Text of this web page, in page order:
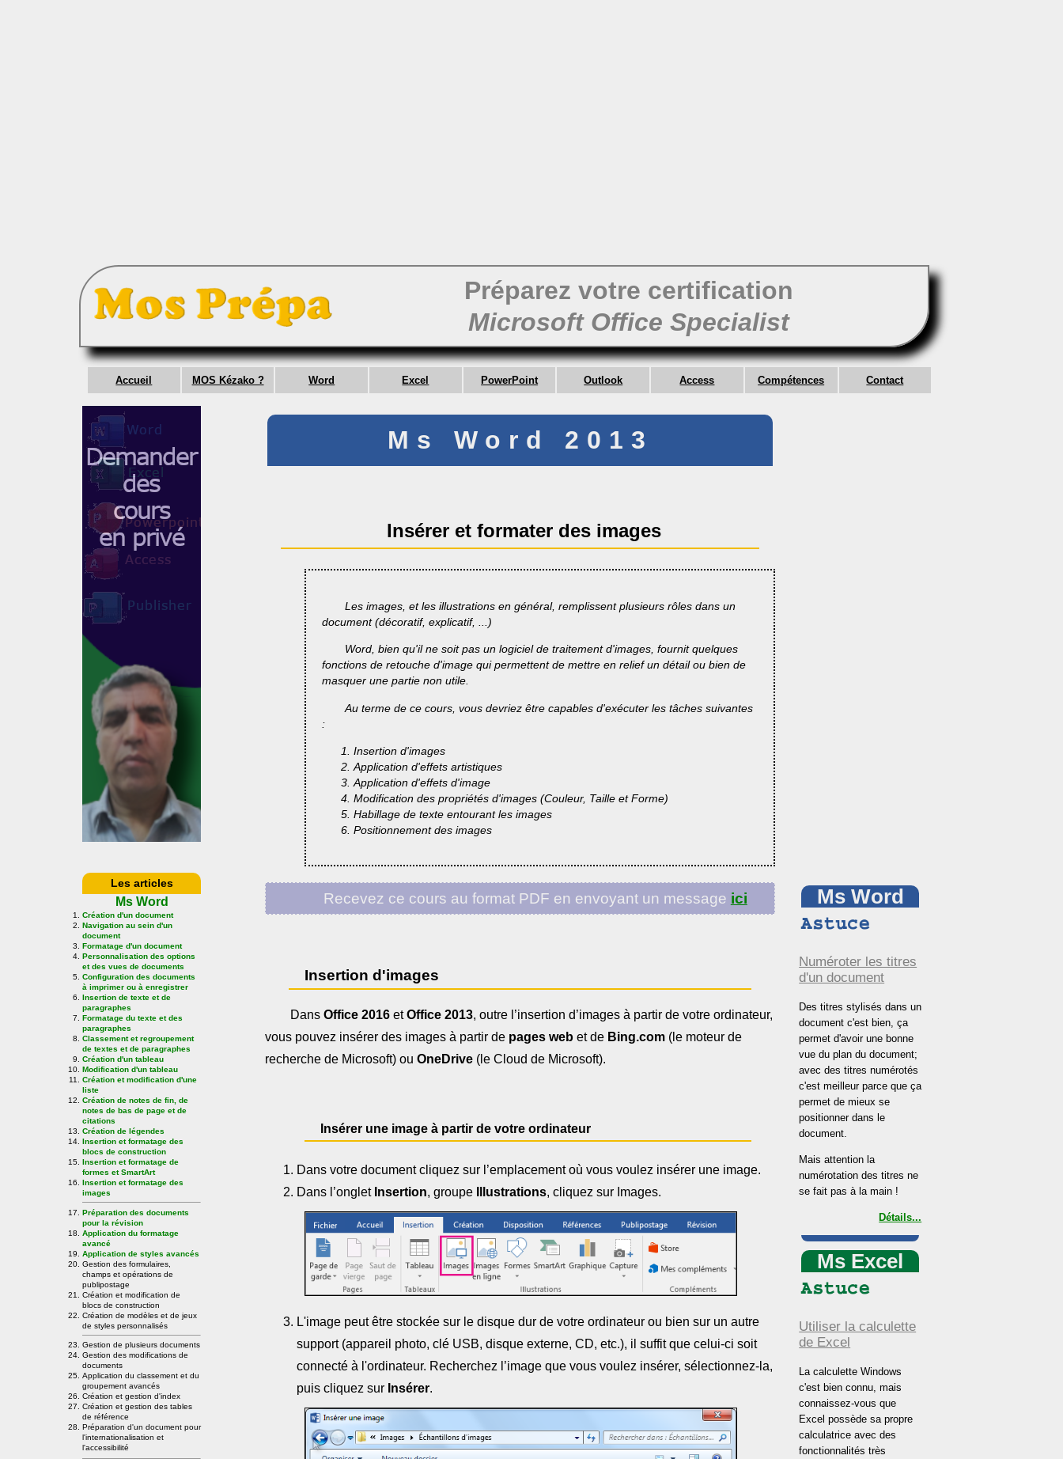
Préparez votre certification
Microsoft Office Specialist
Accueil MOS Kézako ? Word Excel PowerPoint Outlook Access Compétences Contact
Les articles
Ms Word
Création d'un document
Navigation au sein d'un
document
Formatage d'un document
Personnalisation des options
et des vues de documents
Configuration des documents
à imprimer ou à enregistrer
Insertion de texte et de
paragraphes
Formatage du texte et des
paragraphes
Classement et regroupement
de textes et de paragraphes
Création d'un tableau
Modification d'un tableau
Création et modification d'une
liste
Création de notes de fin, de
notes de bas de page et de
citations
Création de légendes
Insertion et formatage des
blocs de construction
Insertion et formatage de
formes et SmartArt
Insertion et formatage des
images
Préparation des documents
pour la révision
Application du formatage
avancé
Application de styles avancés
Gestion des formulaires,
champs et opérations de
publipostage
Création et modification de
blocs de construction
Création de modèles et de jeux
de styles personnalisés
Gestion de plusieurs documents
Gestion des modifications de
documents
Application du classement et du
groupement avancés
Création et gestion d'index
Création et gestion des tables
de référence
Préparation d'un document pour
l'internationalisation et
l'accessibilité
Ms Word 2013
Insérer et formater des images
Les images, et les illustrations en général, remplissent plusieurs rôles dans un
document (décoratif, explicatif, ...)
Word, bien qu'il ne soit pas un logiciel de traitement d'images, fournit quelques
fonctions de retouche d'image qui permettent de mettre en relief un détail ou bien de
masquer une partie non utile.
Au terme de ce cours, vous devriez être capables d'exécuter les tâches suivantes
:
Insertion d'images
Application d'effets artistiques
Application d'effets d'image
Modification des propriétés d'images (Couleur, Taille et Forme)
Habillage de texte entourant les images
Positionnement des images
Recevez ce cours au format PDF en envoyant un message ici
Insertion d'images
DansOffice 2016 etOffice 2013, outre l’insertion d’images à partir de votre ordinateur,
vous pouvez insérer des images à partir de pages web et de Bing.com (le moteur de
recherche de Microsoft) ouOneDrive (le Cloud de Microsoft).
Insérer une image à partir de votre ordinateur
Dans votre document cliquez sur l’emplacement où vous voulez insérer une image.
Dans l’onglet Insertion, groupe Illustrations, cliquez sur Images.
L'image peut être stockée sur le disque dur de votre ordinateur ou bien sur un autre
support (appareil photo, clé USB, disque externe, CD, etc.), il suffit que celui-ci soit
connecté à l'ordinateur. Recherchez l’image que vous voulez insérer, sélectionnez-la,
puis cliquez sur Insérer.
Ms Word
Numéroter les titres
d'un document
Des titres stylisés dans un
document c'est bien, ça
permet d'avoir une bonne
vue du plan du document;
avec des titres numérotés
c'est meilleur parce que ça
permet de mieux se
positionner dans le
document.
Mais attention la
numérotation des titres ne
se fait pas à la main !
Détails...
Ms Excel
Utiliser la calculette
de Excel
La calculette Windows
c'est bien connu, mais
connaissez-vous que
Excel possède sa propre
calculatrice avec des
fonctionnalités très